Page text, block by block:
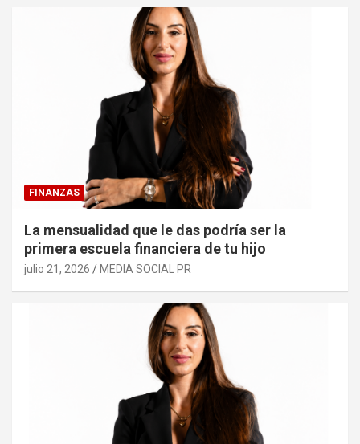
FINANZAS
La mensualidad que le das podría ser la
primera escuela financiera de tu hijo
julio 21, 2026 MEDIA SOCIAL PR